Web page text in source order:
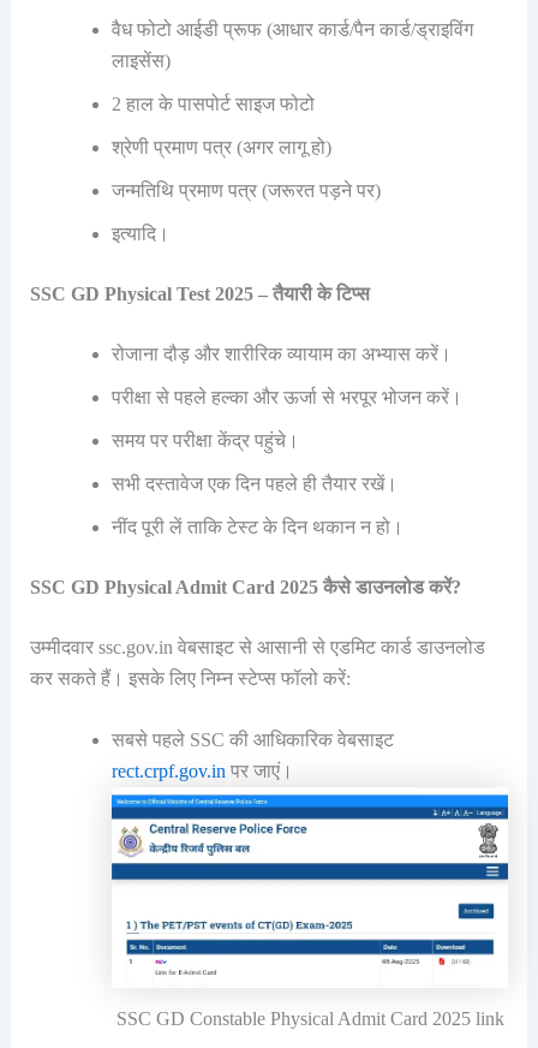
वैध फोटो आईडी प्रूफ (आधार कार्ड/पैन कार्ड/ड्राइविंग
लाइसेंस)
2 हाल के पासपोर्ट साइज फोटो
श्रेणी प्रमाण पत्र (अगर लागू हो)
जन्मतिथि प्रमाण पत्र (जरूरत पड़ने पर)
इत्यादि।
SSC GD Physical Test 2025 – तैयारी के टिप्स
रोजाना दौड़ और शारीरिक व्यायाम का अभ्यास करें।
परीक्षा से पहले हल्का और ऊर्जा से भरपूर भोजन करें।
समय पर परीक्षा केंद्र पहुंचे।
सभी दस्तावेज एक दिन पहले ही तैयार रखें।
नींद पूरी लें ताकि टेस्ट के दिन थकान न हो।
SSC GD Physical Admit Card 2025 कैसे डाउनलोड करें?
उम्मीदवार ssc.gov.in वेबसाइट से आसानी से एडमिट कार्ड डाउनलोड
कर सकते हैं। इसके लिए निम्न स्टेप्स फॉलो करें:
सबसे पहले SSC की आधिकारिक वेबसाइट
rect.crpf.gov.in पर जाएं।
SSC GD Constable Physical Admit Card 2025 link